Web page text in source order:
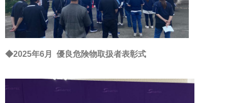
◆2025年6月 優良危険物取扱者表彰式